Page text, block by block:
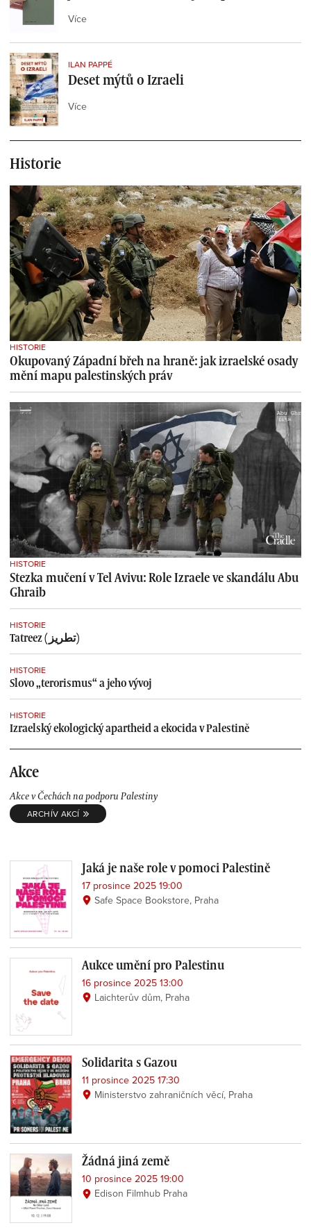
Více
ILAN PAPPÉ
Deset mýtů o Izraeli
Více
Historie
HISTORIE
Okupovaný Západní břeh na hraně: jak izraelské osady
mění mapu palestinských práv
HISTORIE
Stezka mučení v Tel Avivu: Role Izraele ve skandálu Abu
Ghraib
HISTORIE
Tatreez (تطريز)
HISTORIE
Slovo „terorismus“ a jeho vývoj
HISTORIE
Izraelský ekologický apartheid a ekocida v Palestině
Akce
Akce v Čechách na podporu Palestiny
ARCHÍV AKCÍ
Jaká je naše role v pomoci Palestině
17 prosince 2025 19:00
Safe Space Bookstore, Praha
Aukce umění pro Palestinu
16 prosince 2025 13:00
Laichterův dům, Praha
Solidarita s Gazou
11 prosince 2025 17:30
Ministerstvo zahraničních věcí, Praha
Žádná jiná země
10 prosince 2025 19:00
Edison Filmhub Praha